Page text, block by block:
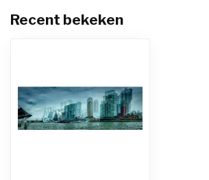
Recent bekeken